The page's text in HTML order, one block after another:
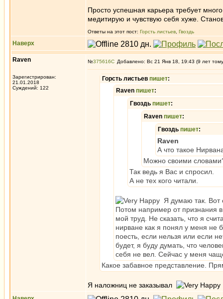
Просто успешная карьера требует
медитирую и чувствую себя хуже.
Ответы на этот пост: Горсть листьев Гвоздь
Наверх
Raven
Зарегистрирован:
21.01.2018
Суждений: 122
№375616 Добавлено: Вс 21 Янв 18, 19:43 (9 лет
Горсть листьев пишет:
Raven пишет:
Гвоздь пишет:
Raven пишет:
Гвоздь пишет:
Raven
А что такое
Можно своими
Так ведь я Вас и спросил.
А не тех кого читали.
Я думаю так. Вот
Потом например от признания
мой труд. Не сказать, что я
нирване как я понял у меня не
поесть, если нельзя или если
будет, я буду думать, что
себя не вел. Сейчас у меня
Какое забавное представление.
Я наложниц не заказывал